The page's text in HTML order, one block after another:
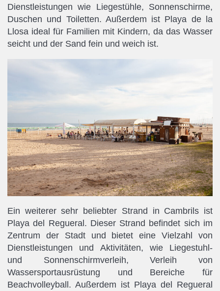
Dienstleistungen wie Liegestühle, Sonnenschirme,
Duschen und Toiletten. Außerdem ist Playa de la
Llosa ideal für Familien mit Kindern, da das Wasser
seicht und der Sand fein und weich ist.
Ein weiterer sehr beliebter Strand in Cambrils ist
Playa del Regueral. Dieser Strand befindet sich im
Zentrum der Stadt und bietet eine Vielzahl von
Dienstleistungen und Aktivitäten, wie Liegestuhl-
und Sonnenschirmverleih, Verleih von
Wassersportausrüstung und Bereiche für
Beachvolleyball. Außerdem ist Playa del Regueral